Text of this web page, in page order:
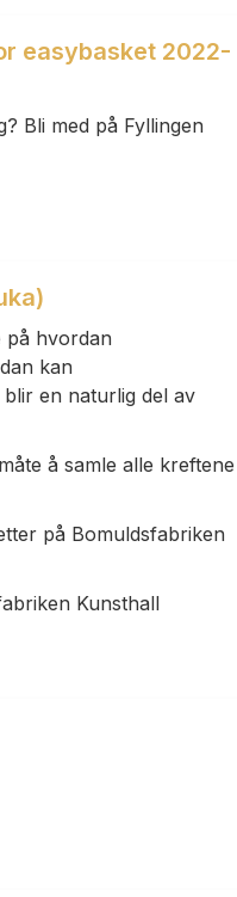
easybasket 2022-
Bli med på Fyllingen
på hvordan
kan
en naturlig del av
å samle alle kreftene
på Bomuldsfabriken
Kunsthall